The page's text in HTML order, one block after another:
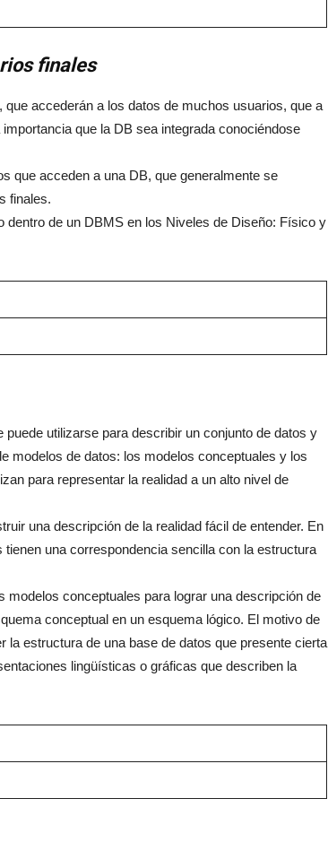
finales
accederán a los datos de muchos usuarios, que a
que la DB sea integrada conociéndose
que acceden a una DB, que generalmente se
finales.
de un DBMS en los Niveles de Diseño: Físico y
utilizarse para describir un conjunto de datos y
modelos de datos: los modelos conceptuales y los
para representar la realidad a un alto nivel de
una descripción de la realidad fácil de entender. En
una correspondencia sencilla con la estructura
conceptuales para lograr una descripción de
conceptual en un esquema lógico. El motivo de
la estructura de una base de datos que presente cierta
lingüísticas o gráficas que describen la